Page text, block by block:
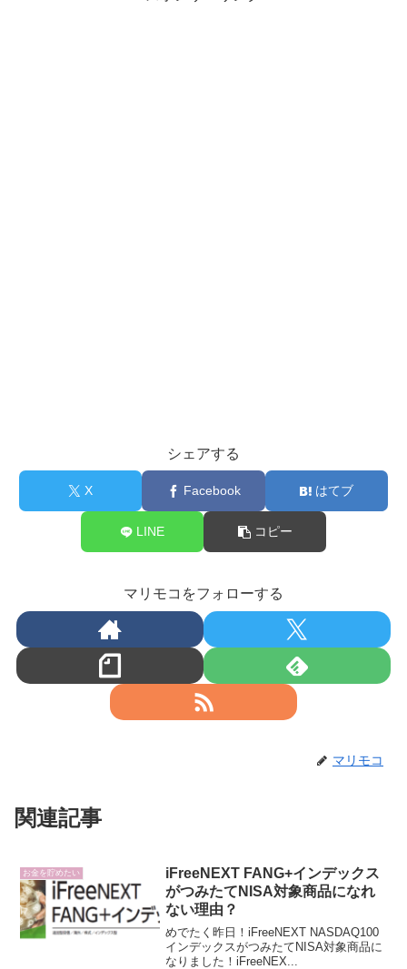
シェアする
X Facebook はてブ
LINE コピー
マリモコをフォローする
マリモコ
関連記事
お金を貯めたい
iFreeNEXT FANG+インデックス
がつみたてNISA対象商品になれ
ない理由？
めでたく昨日！iFreeNEXT NASDAQ100
インデックスがつみたてNISA対象商品に
なりました！iFreeNEX...